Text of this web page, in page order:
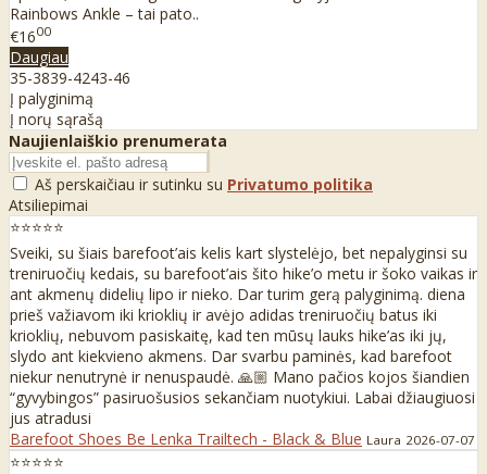
Rainbows Ankle – tai pato..
€1600
Daugiau
35-3839-4243-46
Į palyginimą
Į norų sąrašą
Naujienlaiškio prenumerata
Aš perskaičiau ir sutinku su Privatumo politika
Atsiliepimai
⭐⭐⭐⭐⭐
Sveiki, su šiais barefoot’ais kelis kart slystelėjo, bet nepalyginsi su
treniruočių kedais, su barefoot’ais šito hike’o metu ir šoko vaikas ir
ant akmenų didelių lipo ir nieko. Dar turim gerą palyginimą. diena
prieš važiavom iki krioklių ir avėjo adidas treniruočių batus iki
krioklių, nebuvom pasiskaitę, kad ten mūsų lauks hike’as iki jų,
slydo ant kiekvieno akmens. Dar svarbu paminės, kad barefoot
niekur nenutrynė ir nenuspaudė. 🙏🏼 Mano pačios kojos šiandien
“gyvybingos” pasiruošusios sekančiam nuotykiui. Labai džiaugiuosi
jus atradusi
Barefoot Shoes Be Lenka Trailtech - Black & Blue Laura 2026-07-07
⭐⭐⭐⭐⭐